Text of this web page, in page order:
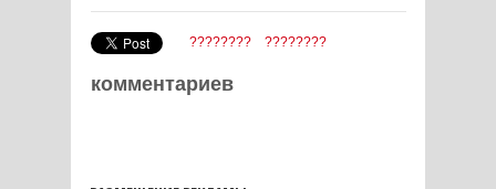
???????? ????????
комментариев